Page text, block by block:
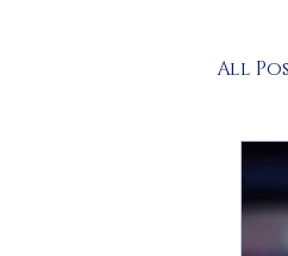
All